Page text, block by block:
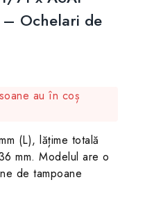
– Ochelari de
12 ore
au în coș
(L), lățime totală
mm. Modelul are o
de tampoane